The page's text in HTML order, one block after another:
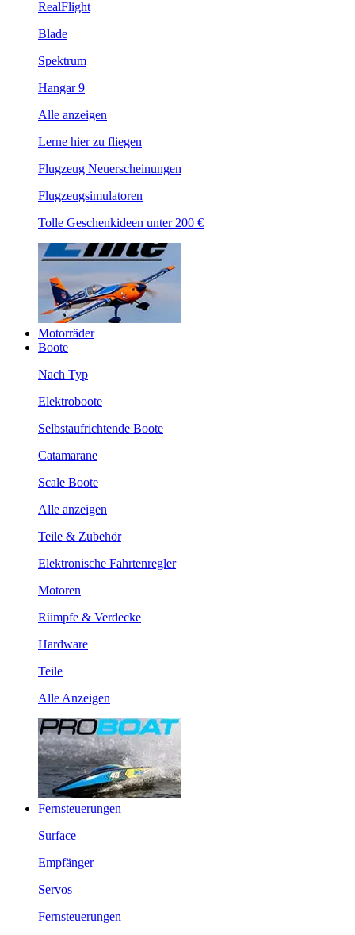
RealFlight
Blade
Spektrum
Hangar 9
Alle anzeigen
Lerne hier zu fliegen
Flugzeug Neuerscheinungen
Flugzeugsimulatoren
Tolle Geschenkideen unter 200 €
Motorräder
Boote
Nach Typ
Elektroboote
Selbstaufrichtende Boote
Catamarane
Scale Boote
Alle anzeigen
Teile & Zubehör
Elektronische Fahrtenregler
Motoren
Rümpfe & Verdecke
Hardware
Teile
Alle Anzeigen
Fernsteuerungen
Surface
Empfänger
Servos
Fernsteuerungen